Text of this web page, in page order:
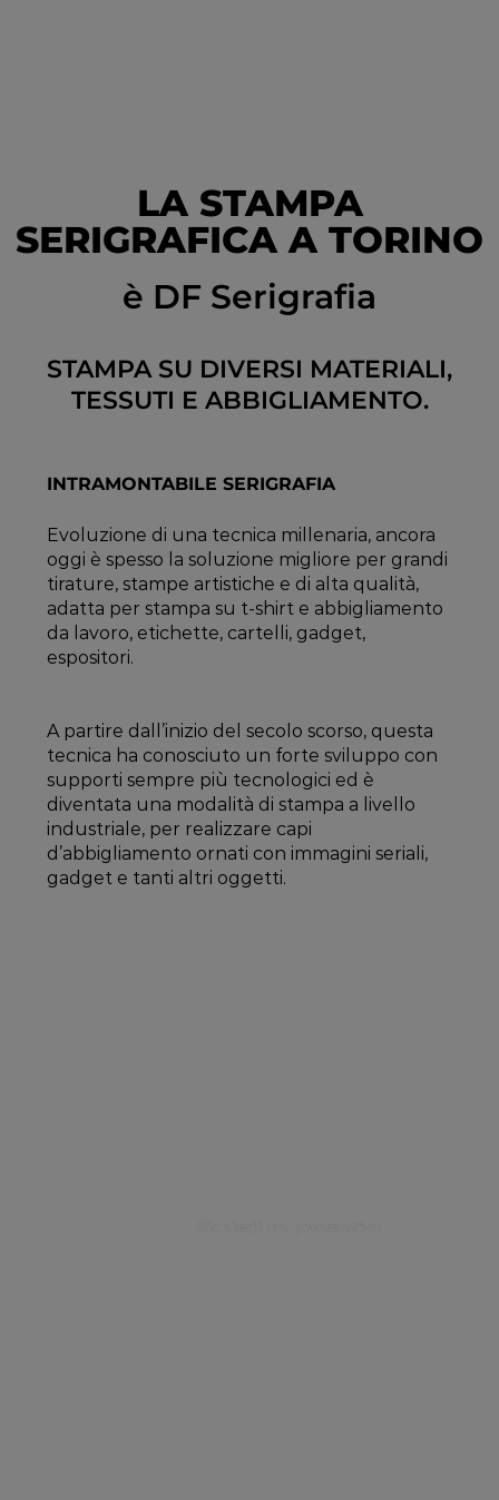
LA STAMPA
SERIGRAFICA A TORINO
è DF Serigrafia
STAMPA SU DIVERSI MATERIALI,
TESSUTI E ABBIGLIAMENTO.
INTRAMONTABILE SERIGRAFIA
Evoluzione di una tecnica millenaria, ancora
oggi è spesso la soluzione migliore per grandi
tirature, stampe artistiche e di alta qualità,
adatta per stampa su t-shirt e abbigliamento
da lavoro, etichette, cartelli, gadget,
espositori.
A partire dall’inizio del secolo scorso, questa
tecnica ha conosciuto un forte sviluppo con
supporti sempre più tecnologici ed è
diventata una modalità di stampa a livello
industriale, per realizzare capi
d’abbigliamento ornati con immagini seriali,
gadget e tanti altri oggetti.